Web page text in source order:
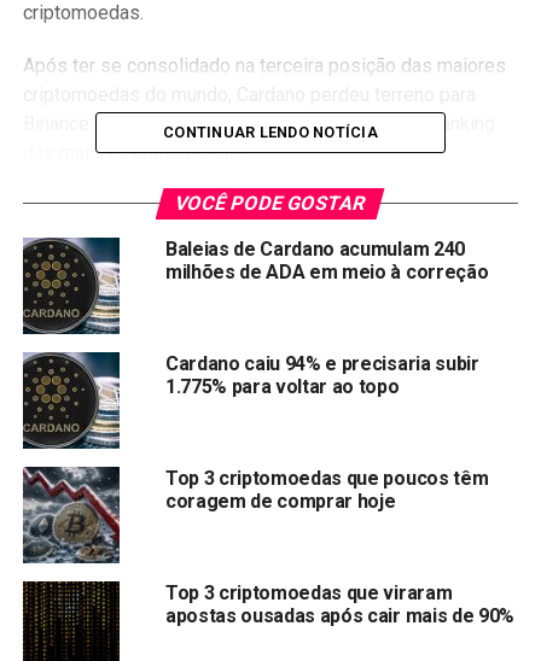
criptomoedas.
Após ter se consolidado na terceira posição das maiores
Binance Coin e Tether, ocupando a 5° posição no ranking
das maiores criptomoedas.
Agora, Solana ameaça tomar a 5° posição do ranking.
(SOL) que está dominado o mercado de altcoin nos
últimos três meses registrando ótimo desempenho,
quebrou novas máximas de forma consistente.
mercado da Cardano agora é de US$ 68,8B, enquanto isso,
a capitalização da Solana é de US$ 60,8B, ocupando 6ª
lugar das maiores criptomoedas.
O mercado está prevendo uma limpeza completa do
ranking de criptomoedas. Espera-se que a SOL entre nas
quatro primeiras posições em longo prazo, e a ADA é a
Cardano não queimará seus
CONTINUAR LENDO NOTÍCIA
VOCÊ PODE GOSTAR
Baleias de Cardano acumulam 240
milhões de ADA em meio à correção
Cardano caiu 94% e precisaria subir
1.775% para voltar ao topo
Top 3 criptomoedas que poucos têm
coragem de comprar hoje
Top 3 criptomoedas que viraram
apostas ousadas após cair mais de 90%